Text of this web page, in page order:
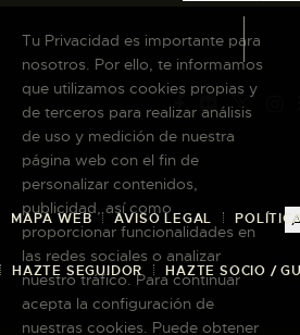
MAPA WEB AVISO LEGAL
HAZTE SEGUIDOR HAZTE SOCIO /
Tu Privacidad es importante para
nosotros. Por ello, te informamos
que utilizamos cookies propias y
de terceros para realizar análisis
de uso y medición de nuestra
página web con el fin de
personalizar contenidos,
publicidad, así como
proporcionar funcionalidades en
las redes sociales o analizar
nuestro tráfico. Para continuar
acepta la configuración de
nuestras cookies. Puede obtener